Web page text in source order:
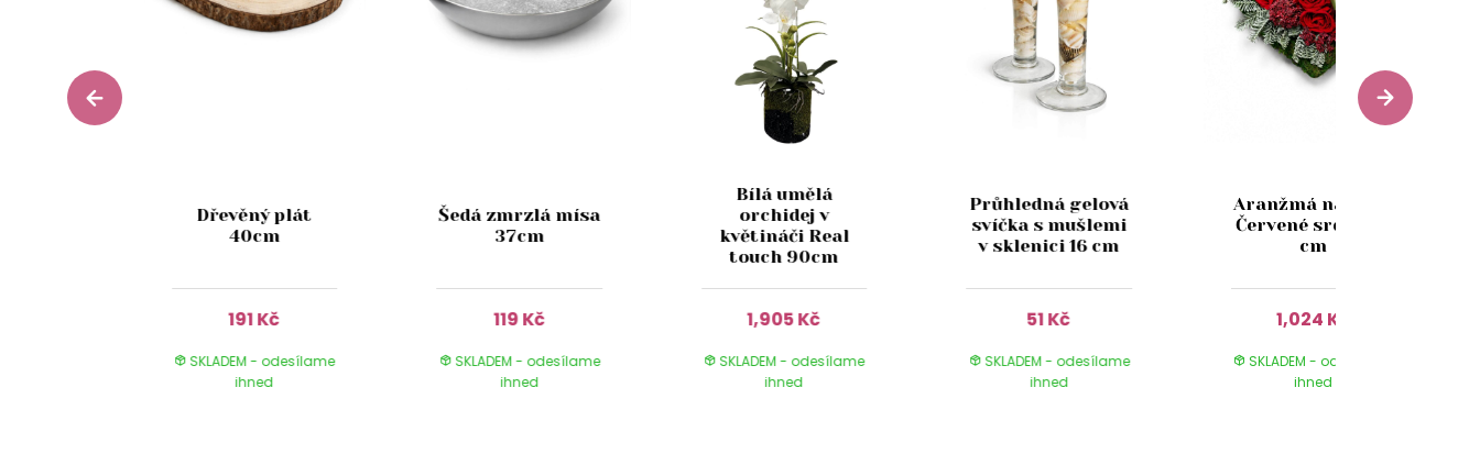
Dřevěný plát
40cm
191 Kč
SKLADEM - odesílame
ihned
Šedá zmrzlá mísa
37cm
119 Kč
SKLADEM - odesílame
ihned
Bílá umělá
orchidej v
květináči Real
touch 90cm
1,905 Kč
SKLADEM - odesílame
ihned
Průhledná gelová
svíčka s mušlemi
v sklenici 16 cm
51 Kč
SKLADEM - odesílame
ihned
Aranžmá na hrob
Červené srdce 50
cm
1,024 Kč
SKLADEM - odesílame
ihned